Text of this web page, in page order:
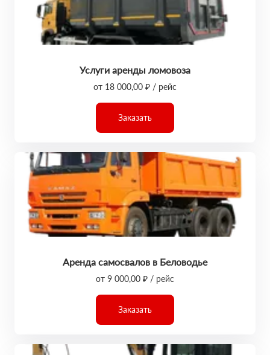
Услуги аренды ломовоза
от 18 000,00 ₽ / рейс
Заказать
Аренда самосвалов в Беловодье
от 9 000,00 ₽ / рейс
Заказать